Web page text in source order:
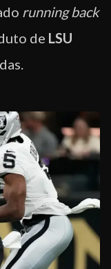
running back
de LSU